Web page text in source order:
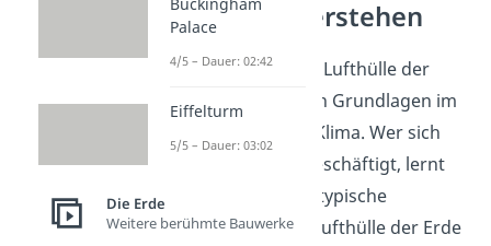
Atmosphäre verstehen
Die Atmosphäre ist die Lufthülle der
Erde und gehört zu den Grundlagen im
Themenfeld Erde und Klima. Wer sich
mit der Atmosphäre beschäftigt, lernt
Schichten, Höhen und typische
Erscheinungen in der Lufthülle der Erde
Palace
4/5 – Dauer: 02:42
Eiffelturm
5/5 – Dauer: 03:02
Die Erde
Weitere berühmte Bauwerke